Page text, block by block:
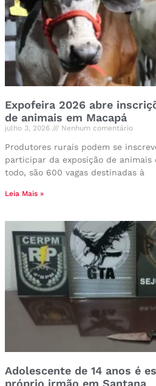
Expofeira 2026 abre
de animais em Macapá
julho 3, 2026 Nenhum comentário
Produtores rurais podem se
participar da exposição de animais
todo, são 600 vagas destinadas à
Leia Mais »
Adolescente de 14 anos é